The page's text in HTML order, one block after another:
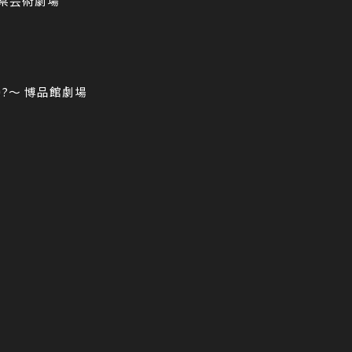
～ 博品館劇場